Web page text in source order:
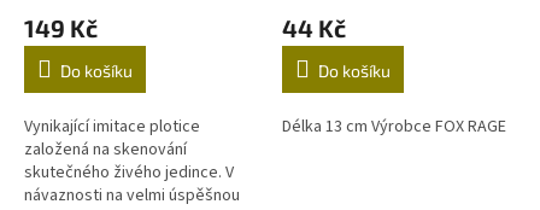
149 Kč
Do košíku
Vynikající imitace plotice
založená na skenování
skutečného živého jedince. V
návaznosti na velmi úspěšnou
44 Kč
Do košíku
Délka 13 cm Výrobce FOX RAGE